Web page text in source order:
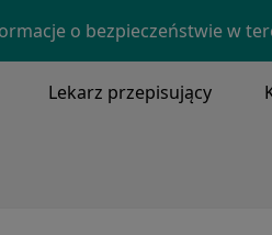
o bezpieczeństwie w
Lekarz przepisujący